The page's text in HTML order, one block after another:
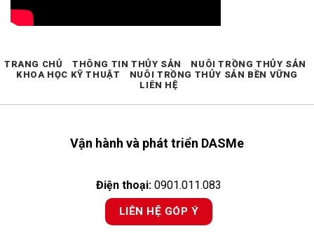
Vận hành và phát triển DASMe
Điện thoại: 0901.011.083
LIÊN HỆ GÓP Ý
TRANG CHỦ THÔNG TIN THỦY SẢN
NUÔI TRỒNG THỦY SẢN
KHOA HỌC KỸ THUẬT
NUÔI TRỒNG THỦY SẢN BỀN VỮNG
LIÊN HỆ